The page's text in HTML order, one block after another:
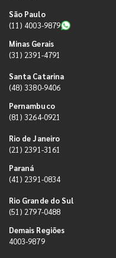
São Paulo
(11) 4003-9879
Minas Gerais
(31) 2391-4791
Santa Catarina
(48) 3380-9406
Pernambuco
(81) 3264-0921
Rio de Janeiro
(21) 2391-3161
Paraná
(41) 2391-0834
Rio Grande do Sul
(51) 2797-0488
Demais Regiões
4003-9879